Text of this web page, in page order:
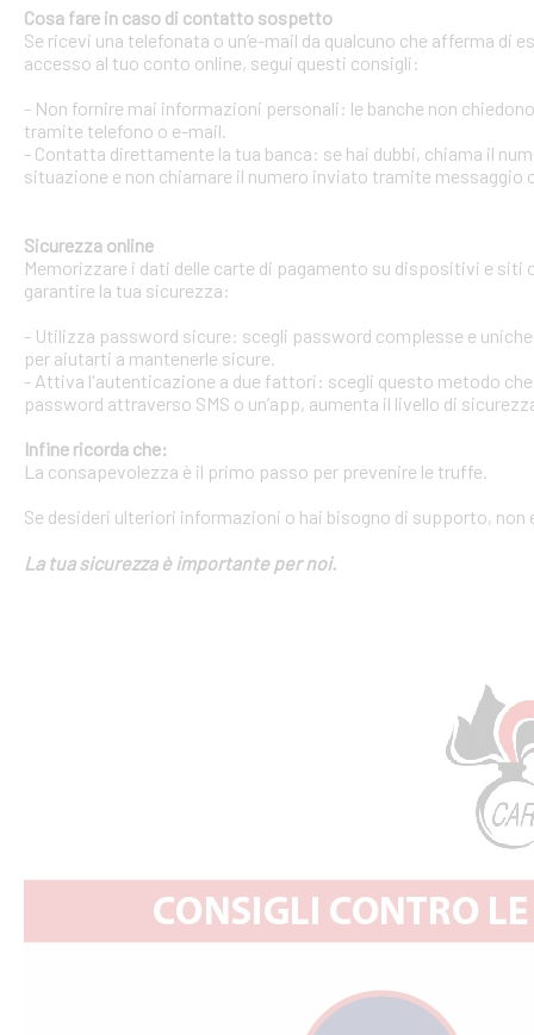
Cosa fare in caso di contatto sospetto
Se ricevi una telefonata o un’e-mail da qualcuno che afferma di
accesso al tuo conto online, segui questi consigli:
- Non fornire mai informazioni personali: le banche non
tramite telefono o e-mail.
- Contatta direttamente la tua banca: se hai dubbi, chiama il
situazione e non chiamare il numero inviato tramite messaggio
Sicurezza online
Memorizzare i dati delle carte di pagamento su dispositivi e
garantire la tua sicurezza:
- Utilizza password sicure: scegli password complesse e
per aiutarti a mantenerle sicure.
- Attiva l'autenticazione a due fattori: scegli questo metodo
password attraverso SMS o un’app, aumenta il livello di
Infine ricorda che:
La consapevolezza è il primo passo per prevenire le truffe.
Se desideri ulteriori informazioni o hai bisogno di supporto,
La tua sicurezza è importante per noi.